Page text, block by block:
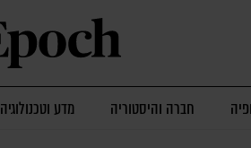
חברה והיסטוריה מדע וטכנולוגיה